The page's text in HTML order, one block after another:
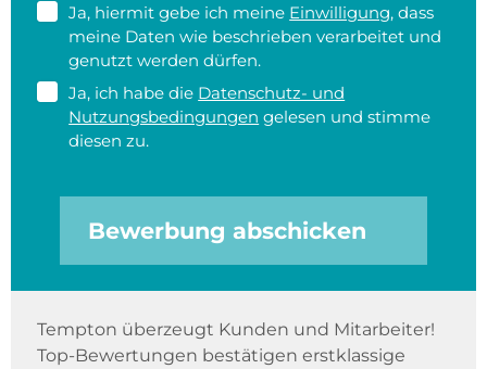
Ja, hiermit gebe ich meine Einwilligung, dass
meine Daten wie beschrieben verarbeitet und
genutzt werden dürfen.
Ja, ich habe die Datenschutz- und
Nutzungsbedingungen gelesen und stimme
diesen zu.
Bewerbung abschicken
Tempton überzeugt Kunden und Mitarbeiter!
Top-Bewertungen bestätigen erstklassige